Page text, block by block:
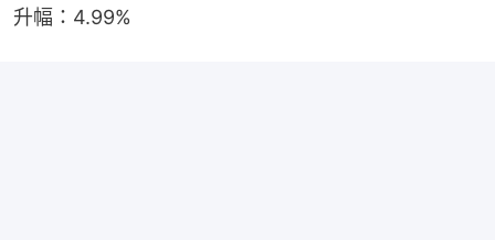
升幅：4.99%